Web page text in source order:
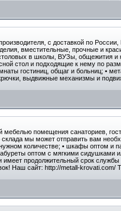
с доставкой по
вместительные, прочные и
в школы, ВУЗы, общежития и
стол и подходящие к нему по
гостиниц, общаг и больниц; •
выдвижные механизмы и
помещения санаториев,
мы может отправить вам
количестве; • шкафы оптом и
оптом с мягкими сидушками
продолжительный срок службы
Наш сайт: http://metall-krovati.com/